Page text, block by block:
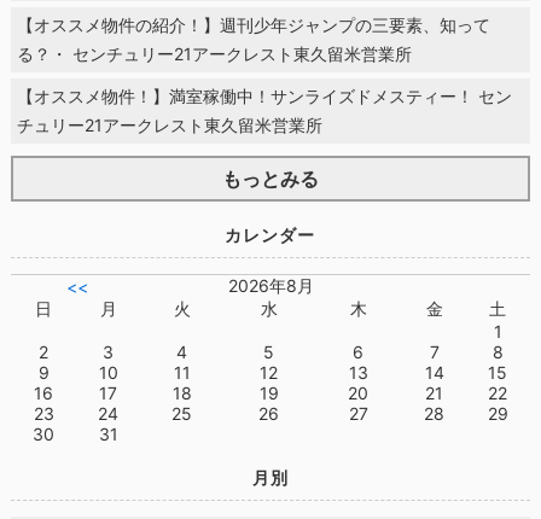
【オススメ物件の紹介！】週刊少年ジャンプの三要素、知って
る？・ センチュリー21アークレスト東久留米営業所
【オススメ物件！】満室稼働中！サンライズドメスティー！ セン
チュリー21アークレスト東久留米営業所
もっとみる
カレンダー
<<
2026年8月
日
月 火 水 木 金
土
1
2
3 4 5 6 7
8
9
10 11 12 13 14
15
16
17 18 19 20 21
22
23
24 25 26 27 28
29
30
31
月別